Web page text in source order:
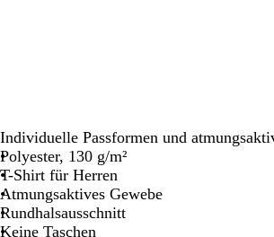
Individuelle Passformen und
Polyester, 130 g/m²
T-Shirt für Herren
Atmungsaktives Gewebe
Rundhalsausschnitt
Keine Taschen